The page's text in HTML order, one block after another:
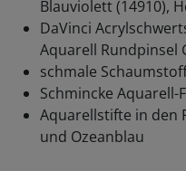
Blauviolett (14910),
DaVinci
Aquarell Rundpinsel
schmale
Schmincke Aquarell-
Aquarellstifte in den
und Ozeanblau